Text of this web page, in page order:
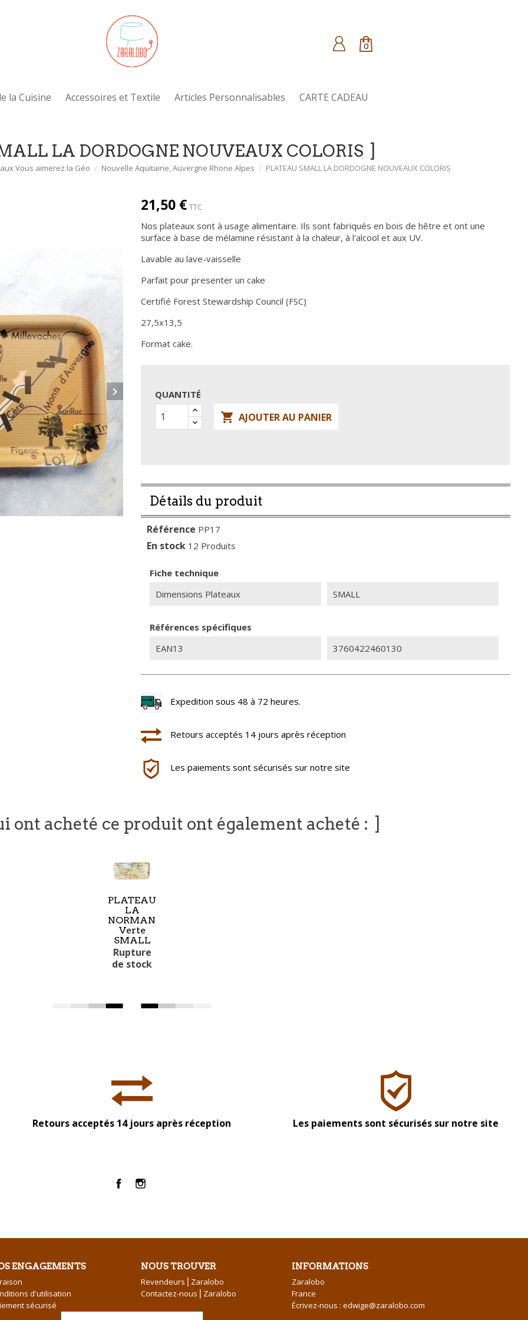
0
la Cuisine Accessoires et Textile Articles Personnalisables CARTE CADEAU
LA DORDOGNE NOUVEAUX COLORIS
Vous aimerez la Géo Nouvelle Aquitaine, Auvergne Rhone Alpes PLATEAU SMALL LA DORDOGNE NOUVEAUX COLORIS

21,50 € TTC
Nos plateaux sont à usage alimentaire. Ils sont fabriqués en bois de hêtre et ont une
surface à base de mélamine résistant à la chaleur, à l'alcool et aux UV.
Lavable au lave-vaisselle
Parfait pour presenter un cake
Certifié Forest Stewardship Council (FSC)
27,5x13,5
Format cake.
QUANTITÉ
 AJOUTER AU PANIER
Détails du produit
Référence PP17
En stock 12 Produits
Fiche technique
Dimensions Plateaux
SMALL
Références spécifiques
EAN13
3760422460130
Expedition sous 48 à 72 heures.
Retours acceptés 14 jours après réception
Les paiements sont sécurisés sur notre site
ont acheté ce produit ont également acheté :
PLATEAU
LA
NORMANDIE
Verte
SMALL
Rupture
de stock
Retours acceptés 14 jours après réception Les paiements sont sécurisés sur notre site
FacebookInstagram
ENGAGEMENTS
d'utilisation
sécurisé
NOUS TROUVER
Revendeurs⎪Zaralobo
Contactez-nous⎪Zaralobo
INFORMATIONS
Zaralobo
France
Écrivez-nous : edwige@zaralobo.com